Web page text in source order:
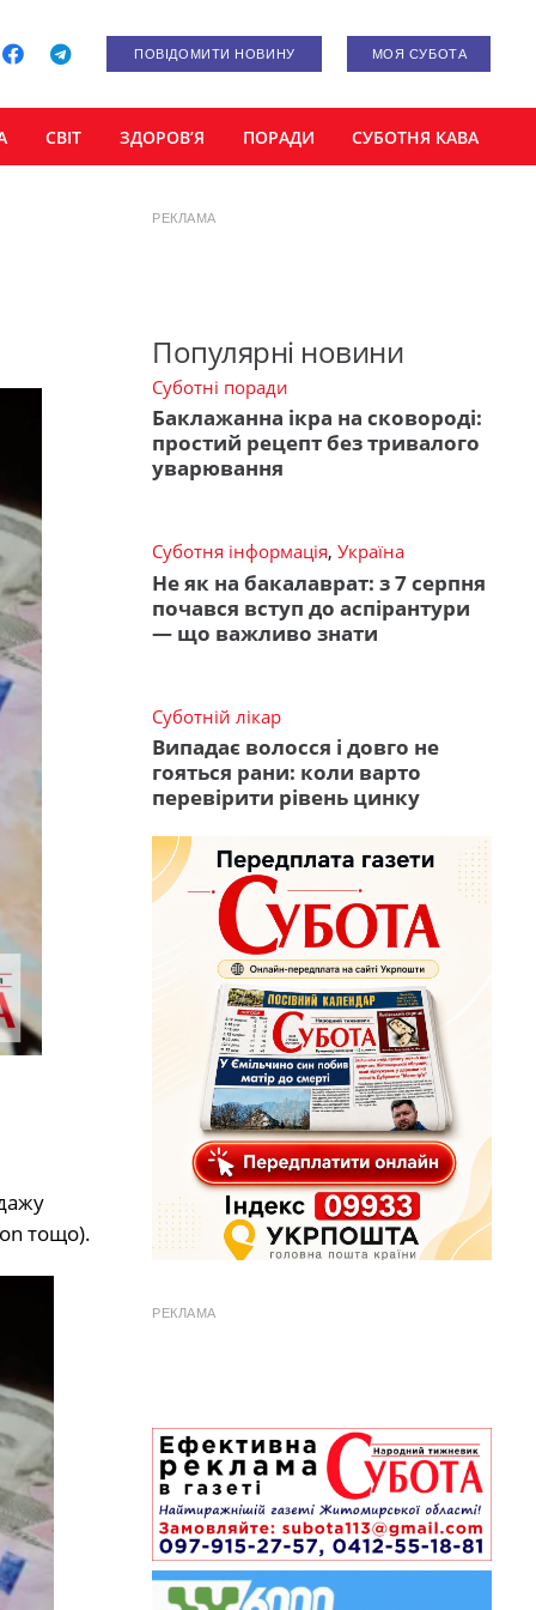
ПОВІДОМИТИ НОВИНУ МОЯ СУБОТА
СВІТ ЗДОРОВ’Я ПОРАДИ СУБОТНЯ КАВА
тощо).
РЕКЛАМА
Популярні новини
Суботні поради
Баклажанна ікра на сковороді:
простий рецепт без тривалого
уварювання
Суботня інформація, Україна
Не як на бакалаврат: з 7 серпня
почався вступ до аспірантури
— що важливо знати
Суботній лікар
Випадає волосся і довго не
гояться рани: коли варто
перевірити рівень цинку
РЕКЛАМА